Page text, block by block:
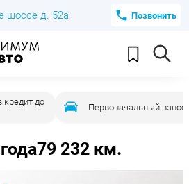
шоссе д. 52а Позвонить
кредит до
Первоначальный взнос
79 232 км.